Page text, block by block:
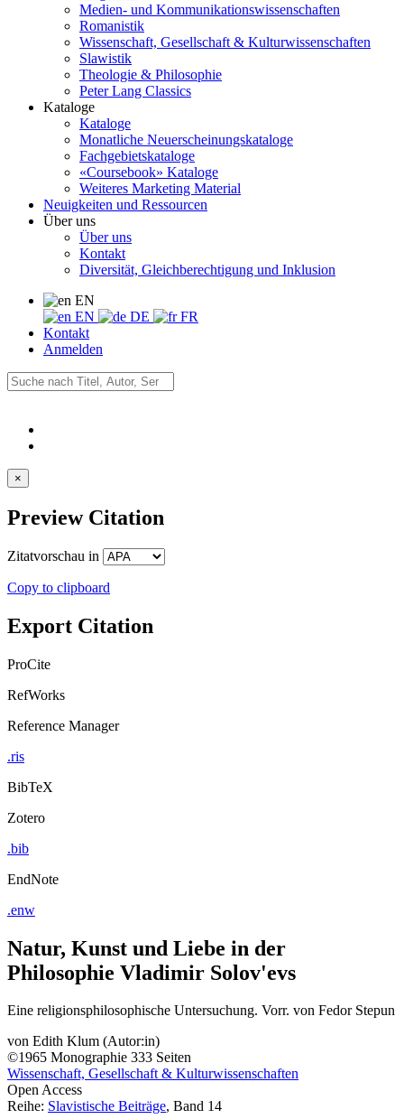
Medien- und Kommunikationswissenschaften
Romanistik
Wissenschaft, Gesellschaft & Kulturwissenschaften
Slawistik
Theologie & Philosophie
Peter Lang Classics
Kataloge
Kataloge
Monatliche Neuerscheinungskataloge
Fachgebietskataloge
«Coursebook» Kataloge
Weiteres Marketing Material
Neuigkeiten und Ressourcen
Über uns
Über uns
Kontakt
Diversität, Gleichberechtigung und Inklusion
EN
EN
DE
FR
Kontakt
Anmelden
×
Preview Citation
Zitatvorschau in
Copy to clipboard
Export Citation
ProCite
RefWorks
Reference Manager
.ris
BibTeX
Zotero
.bib
EndNote
.enw
Natur, Kunst und Liebe in der
Philosophie Vladimir Solov'evs
Eine religionsphilosophische Untersuchung. Vorr. von Fedor Stepun
von Edith Klum (Autor:in)
©1965 Monographie 333 Seiten
Wissenschaft, Gesellschaft & Kulturwissenschaften
Open Access
Reihe: Slavistische Beiträge, Band 14